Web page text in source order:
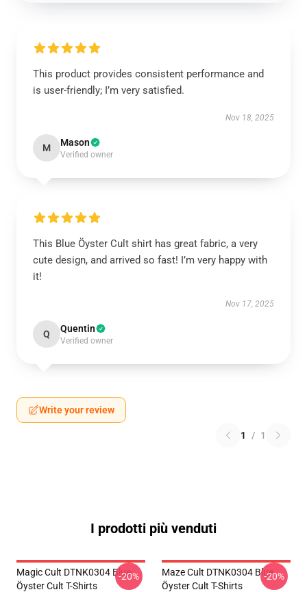
This product provides consistent performance and
is user-friendly; I’m very satisfied.
Nov 18, 2025
M Mason
Verified owner
This Blue Öyster Cult shirt has great fabric, a very
cute design, and arrived so fast! I’m very happy with
it!
Nov 17, 2025
Q Quentin
Verified owner
Write your review
1 / 1
I prodotti più venduti
Magic Cult DTNK0304 Blue
Öyster Cult T-Shirts
-20%
Maze Cult DTNK0304 Blue
Öyster Cult T-Shirts
-20%